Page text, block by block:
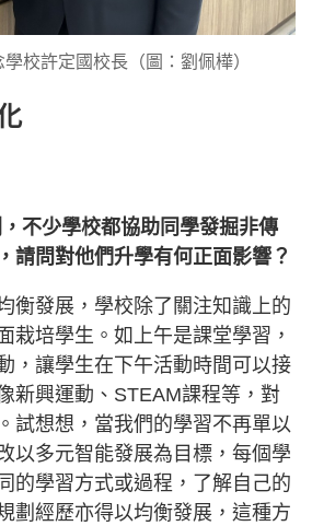
校許定國校長（圖：劉佩樺）
不少學校都協助同學發掘非傳
請問對他們升學有何正面影響？
衡發展，學校除了關注知識上的
栽培學生。如上午是課堂學習，
，讓學生在下午活動時間可以接
新興運動、STEAM課程等，對
試想想，當我們的學習不再單以
以多元智能發展為目標，每個學
的學習方式或過程，了解自己的
劃經歷亦得以均衡發展，這種方